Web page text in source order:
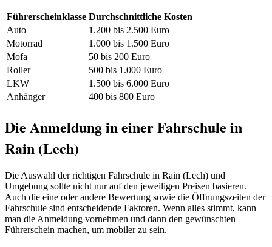
Führerscheinklasse Durchschnittliche Kosten
Auto
1.200 bis 2.500 Euro
Motorrad
1.000 bis 1.500 Euro
Mofa
50 bis 200 Euro
Roller
500 bis 1.000 Euro
LKW
1.500 bis 6.000 Euro
Anhänger
400 bis 800 Euro
Die Anmeldung in einer Fahrschule in
Rain (Lech)
Die Auswahl der richtigen Fahrschule in Rain (Lech) und
Umgebung sollte nicht nur auf den jeweiligen Preisen basieren.
Auch die eine oder andere Bewertung sowie die Öffnungszeiten der
Fahrschule sind entscheidende Faktoren. Wenn alles stimmt, kann
man die Anmeldung vornehmen und dann den gewünschten
Führerschein machen, um mobiler zu sein.